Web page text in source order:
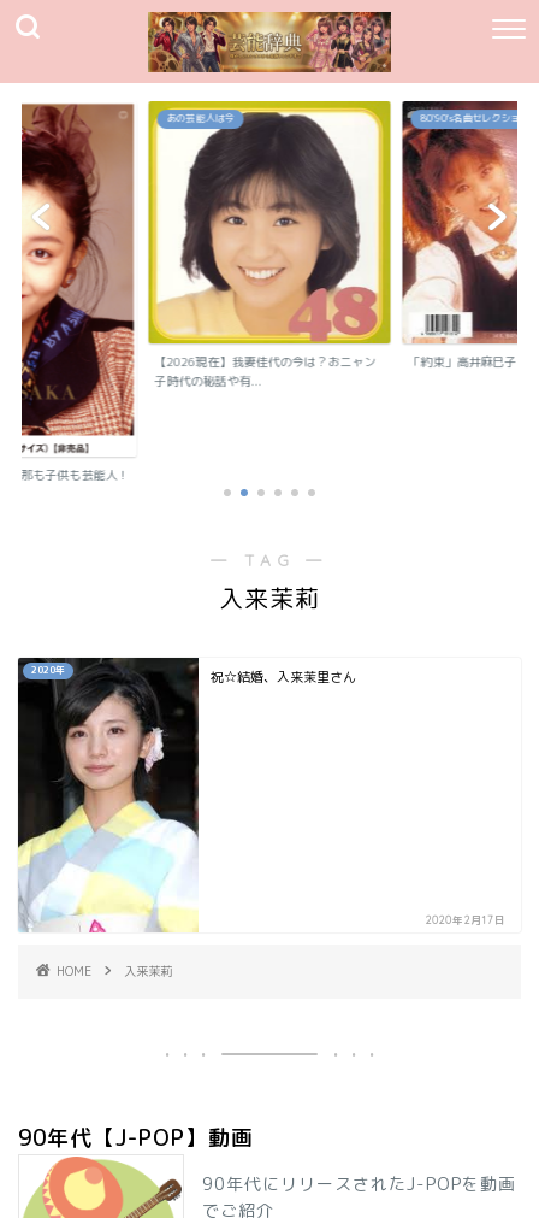
旦那も子供も芸能人！
あの芸能人は今
【2026現在】我妻佳代の今は？おニャン
子時代の秘話や有...
80`90's名曲セレクション
「約束」高井麻巳子
― TAG ―
入来茉莉
2020年 祝☆結婚、入来茉里さん
2020年2月17日
HOME 入来茉莉
90年代【J-POP】動画
90年代にリリースされたJ-POPを動画
でご紹介